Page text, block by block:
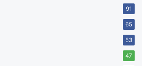
91
65
53
47